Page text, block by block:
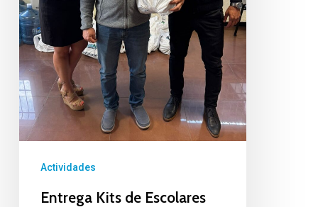
Actividades
Entrega Kits de Escolares